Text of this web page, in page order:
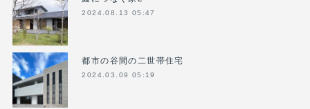
2024.08.13 05:47
都市の谷間の二世帯住宅
2024.03.09 05:19